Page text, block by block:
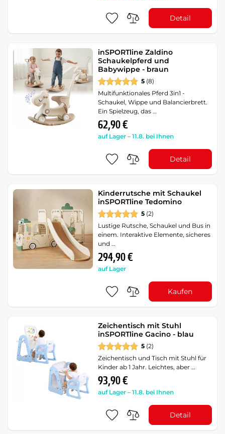
Detail
inSPORTline Zaldino
Schaukelpferd und
Babywippe - braun
5 (8)
Multifunktionales Pferd 3in1 -
Schaukel, Wippe und Balancierbrett.
Ein Spielzeug, das …
62,90 €
auf Lager – 11.8. bei Ihnen
Detail
Kinderrutsche mit Schaukel
inSPORTline Tedomino
5 (2)
Lustige Rutsche, Schaukel und Bus in
einem. Interaktive Elemente, sicheres
und …
294,90 €
auf Lager
Kaufen
Zeichentisch mit Stuhl
inSPORTline Gacino - blau
5 (2)
Zeichentisch und Tisch mit Stuhl für
Kinder ab 1 Jahr. Leichtes, aber …
93,90 €
auf Lager – 11.8. bei Ihnen
Detail